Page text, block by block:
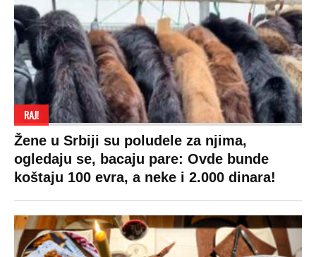
Zdravlje
Hi-Tech
Kultura
BiH
Crna Gora
Makedonija
Auto
Politika o kolačićima
Uslovi korišćenja
Politika privatnosti
Privacy policy
Terms of service
Prijatelji sajta